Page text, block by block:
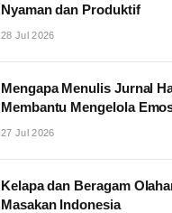
Nyaman dan Produktif
28 Jul 2026
Mengapa Menulis Jurnal
Membantu Mengelola
27 Jul 2026
Kelapa dan Beragam
Masakan Indonesia